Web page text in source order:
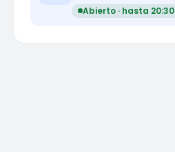
Abierto · hasta 20:30